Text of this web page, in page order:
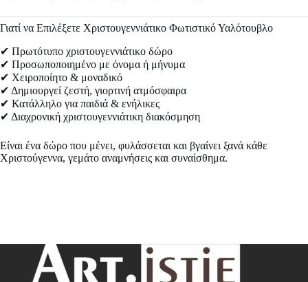
Γιατί να Επιλέξετε Χριστουγεννιάτικο Φωτιστικό Υαλότουβλο
✔ Πρωτότυπο χριστουγεννιάτικο δώρο
✔ Προσωποποιημένο με όνομα ή μήνυμα
✔ Χειροποίητο & μοναδικό
✔ Δημιουργεί ζεστή, γιορτινή ατμόσφαιρα
✔ Κατάλληλο για παιδιά & ενήλικες
✔ Διαχρονική χριστουγεννιάτικη διακόσμηση
Είναι ένα δώρο που μένει, φυλάσσεται και βγαίνει ξανά κάθε
Χριστούγεννα, γεμάτο αναμνήσεις και συναίσθημα.